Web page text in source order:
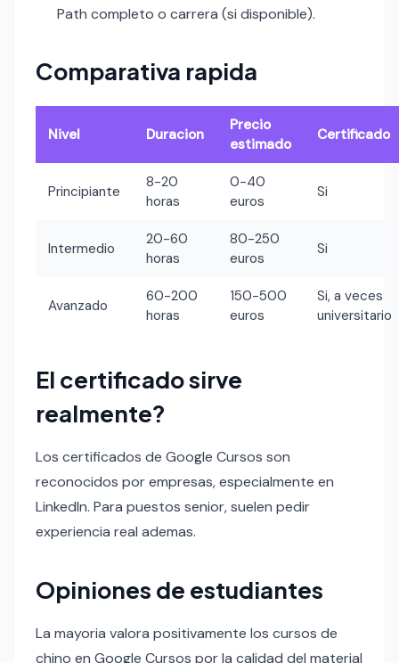
Path completo o carrera (si disponible).
Comparativa rapida
Nivel Duracion
Precio
estimado
Certificado
Principiante
8-20
horas
0-40
euros
Si
Intermedio
20-60
horas
80-250
euros
Si
Avanzado
60-200
horas
150-500
euros
Si, a veces
universitario
El certificado sirve
realmente?
Los certificados de Google Cursos son
reconocidos por empresas, especialmente en
LinkedIn. Para puestos senior, suelen pedir
experiencia real ademas.
Opiniones de estudiantes
La mayoria valora positivamente los cursos de
chino en Google Cursos por la calidad del material